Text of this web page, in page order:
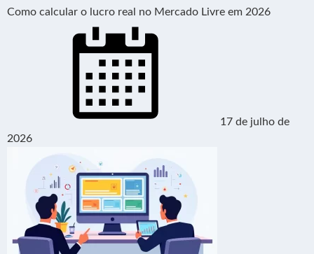
Como calcular o lucro real no Mercado Livre em 2026
17 de julho de
2026